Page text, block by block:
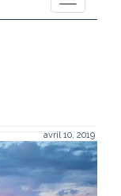
navigation
avril 10, 2019